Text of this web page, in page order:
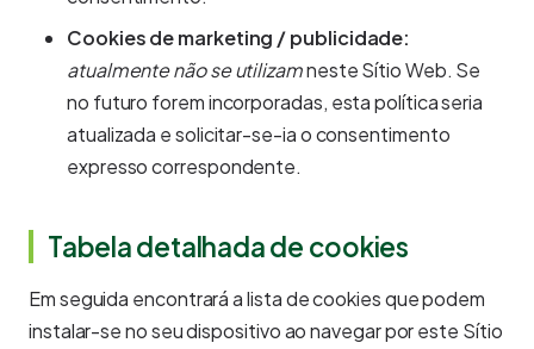
Cookies de marketing / publicidade:
atualmente não se utilizamneste Sítio Web. Se
no futuro forem incorporadas, esta política seria
atualizada e solicitar-se-ia o consentimento
expresso correspondente.
Tabela detalhada de cookies
Em seguida encontrará a lista de cookies que podem
instalar-se no seu dispositivo ao navegar por este Sítio